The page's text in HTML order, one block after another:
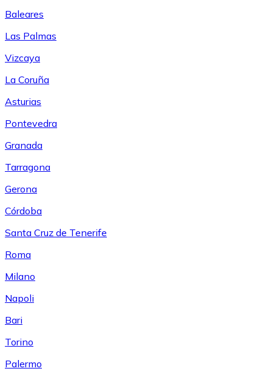
Baleares
Las Palmas
Vizcaya
La Coruña
Asturias
Pontevedra
Granada
Tarragona
Gerona
Córdoba
Santa Cruz de Tenerife
Roma
Milano
Napoli
Bari
Torino
Palermo